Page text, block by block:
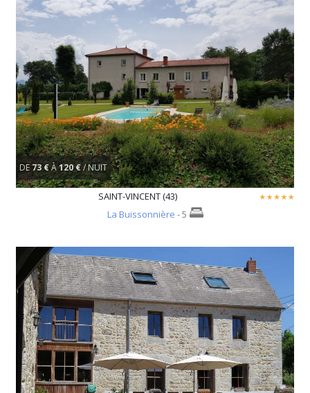
DE73 €À120 €/ NUIT
SAINT-VINCENT (43)
La Buissonnière - 5